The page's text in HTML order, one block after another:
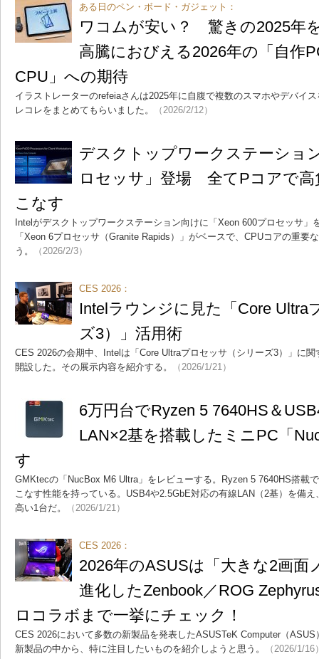
ある日のペン・ボード・ガジェット：
ワコムが安い？ 驚きの2025年
高騰におびえる2026年の「自作
CPU」への期待
イラストレーターのrefeiaさんは2025年に自腹で複数のスマホやデバイ
レコレをまとめてもらいました。
（2026/2/12）
デスクトップワークステーショ
ロセッサ」登場 全てPコアで高
こなす
Intelがデスクトップワークステーション向けに「Xeon 600プロセッサ」
「Xeon 6プロセッサ（Granite Rapids）」がベースで、CPUコアの重要
う。
（2026/2/3）
CES 2026：
Intelラウンジに見た「Core Ultra
ズ3）」活用術
CES 2026の会期中、Intelは「Core Ultraプロセッサ（シリーズ3）」に
開設した。その展示内容を紹介する。
（2026/1/21）
6万円台でRyzen 5 7640HS＆
LAN×2基を搭載したミニPC「
す
GMKtecの「NucBox M6 Ultra」をレビューする。Ryzen 5 7640HS搭載
こなす性能を持っている。USB4や2.5GbE対応の有線LAN（2基）を備
高い1台だ。
（2026/1/21）
CES 2026：
2026年のASUSは「大きな2画
進化したZenbook／ROG
ロコラボまで一挙にチェック！
CES 2026において多数の新製品を発表したASUSTeK Computer（
新製品の中から、特に注目したいものを紹介しようと思う。
（2026/1/16